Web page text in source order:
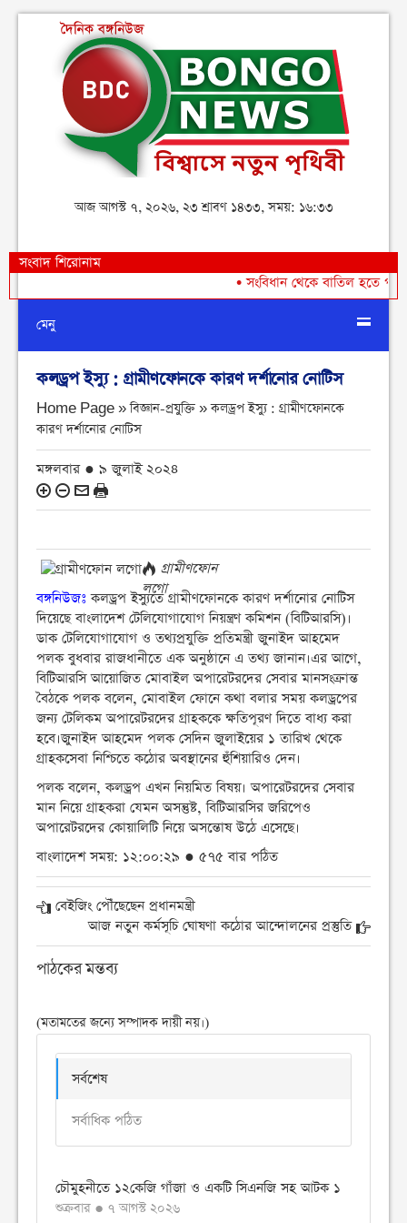
আজ আগস্ট ৭, ২০২৬, ২৩ শ্রাবণ ১৪৩৩, সময়: ১৬:৩৩
সংবাদ শিরোনাম
সংবিধান থেকে বাতিল হতে পারে
মেনু
কলড্রপ ইস্যু : গ্রামীণফোনকে কারণ দর্শানোর নোটিস
Home Page » বিজ্ঞান-প্রযুক্তি »কলড্রপ ইস্যু : গ্রামীণফোনকে
কারণ দর্শানোর নোটিস
মঙ্গলবার ● ৯ জুলাই ২০২৪
গ্রামীণফোন
লগো
বঙ্গনিউজঃকলড্রপ ইস্যুতে গ্রামীণফোনকে কারণ দর্শানোর নোটিস
দিয়েছে বাংলাদেশ টেলিযোগাযোগ নিয়ন্ত্রণ কমিশন (বিটিআরসি)।
ডাক টেলিযোগাযোগ ও তথ্যপ্রযুক্তি প্রতিমন্ত্রী জুনাইদ আহমেদ
পলক বুধবার রাজধানীতে এক অনুষ্ঠানে এ তথ্য জানান।এর আগে,
বিটিআরসি আয়োজিত মোবাইল অপারেটরদের সেবার মানসংক্রান্ত
বৈঠকে পলক বলেন, মোবাইল ফোনে কথা বলার সময় কলড্রপের
জন্য টেলিকম অপারেটরদের গ্রাহককে ক্ষতিপূরণ দিতে বাধ্য করা
হবে।জুনাইদ আহমেদ পলক সেদিন জুলাইয়ের ১ তারিখ থেকে
গ্রাহকসেবা নিশ্চিতে কঠোর অবস্থানের হুঁশিয়ারিও দেন।
পলক বলেন, কলড্রপ এখন নিয়মিত বিষয়। অপারেটরদের সেবার
মান নিয়ে গ্রাহকরা যেমন অসন্তুষ্ট, বিটিআরসির জরিপেও
অপারেটরদের কোয়ালিটি নিয়ে অসন্তোষ উঠে এসেছে।
বাংলাদেশ সময়: ১২:০০:২৯ ● ৫৭৫ বার পঠিত
বেইজিং পৌঁছেছেন প্রধানমন্ত্রী
আজ নতুন কর্মসূচি ঘোষণা কঠোর আন্দোলনের প্রস্তুতি
পাঠকের মন্তব্য
(মতামতের জন্যে সম্পাদক দায়ী নয়।)
সর্বশেষ
সর্বাধিক পঠিত
চৌমুহনীতে ১২কেজি গাঁজা ও একটি সিএনজি সহ আটক ১
শুক্রবার ● ৭ আগস্ট ২০২৬